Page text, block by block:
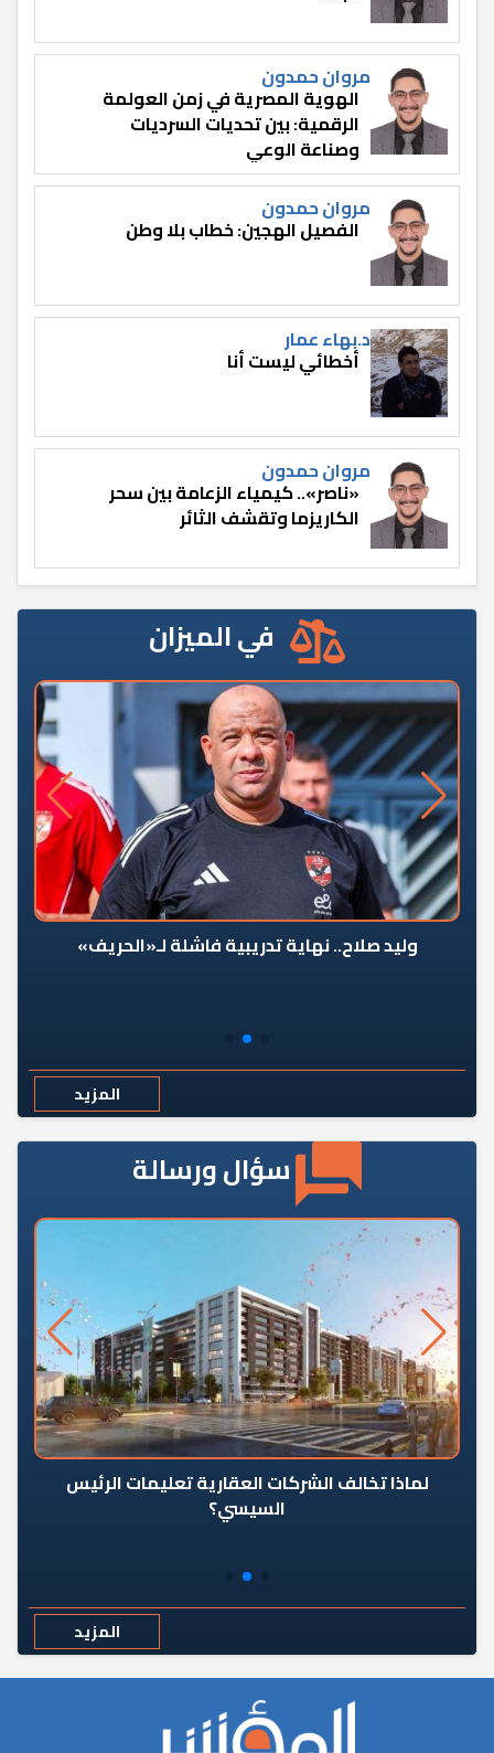
مروان حمدون
الهوية المصرية في زمن العولمة
الرقمية: بين تحديات السرديات
وصناعة الوعي
مروان حمدون
الفصيل الهجين: خطاب بلا وطن
د.بهاء عمار
أخطائي ليست أنا
مروان حمدون
«ناصر».. كيمياء الزعامة بين سحر
الكاريزما وتقشف الثائر
في الميزان
وليد صلاح.. نهاية تدريبية فاشلة لـ«الحريف»
المزيد
سؤال ورسالة
لماذا تخالف الشركات العقارية تعليمات الرئيس
السيسي؟
المزيد